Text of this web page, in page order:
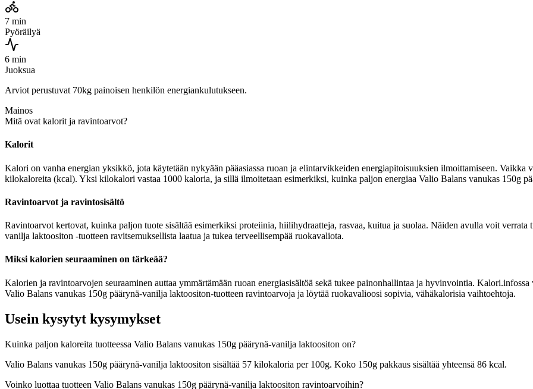
7 min
Pyöräilyä
6 min
Juoksua
Arviot perustuvat 70kg painoisen henkilön energiankulutukseen.
Mainos
Mitä ovat kalorit ja ravintoarvot?
Kalorit
Kalori on vanha energian yksikkö, jota käytetään nykyään pääasiassa ruoan ja elintarvikkeiden energiapitoisuuksien ilmoittamiseen.
kilokaloreita (kcal). Yksi kilokalori vastaa 1000 kaloria, ja sillä ilmoitetaan esimerkiksi, kuinka paljon energiaa Valio Balans vanukas 150g
Ravintoarvot ja ravintosisältö
Ravintoarvot kertovat, kuinka paljon tuote sisältää esimerkiksi proteiinia, hiilihydraatteja, rasvaa, kuitua ja suolaa. Näiden avulla voit
vanilja laktoositon -tuotteen ravitsemuksellista laatua ja tukea terveellisempää ruokavaliota.
Miksi kalorien seuraaminen on tärkeää?
Kalorien ja ravintoarvojen seuraaminen auttaa ymmärtämään ruoan energiasisältöä sekä tukee painonhallintaa ja hyvinvointia.
Valio Balans vanukas 150g päärynä-vanilja laktoositon-tuotteen ravintoarvoja ja löytää ruokavalioosi sopivia, vähäkalorisia vaihtoehtoja.
Usein kysytyt kysymykset
Kuinka paljon kaloreita tuotteessa Valio Balans vanukas 150g päärynä-vanilja laktoositon on?
Valio Balans vanukas 150g päärynä-vanilja laktoositon sisältää 57 kilokaloria per 100g. Koko 150g pakkaus sisältää yhteensä 86 kcal.
Voinko luottaa tuotteen Valio Balans vanukas 150g päärynä-vanilja laktoositon ravintoarvoihin?